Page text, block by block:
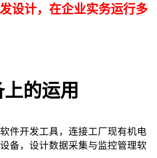
设计，在企业实务运行多
的运用
件开发工具，连接工厂现有机电
备，设计数据采集与监控管理软